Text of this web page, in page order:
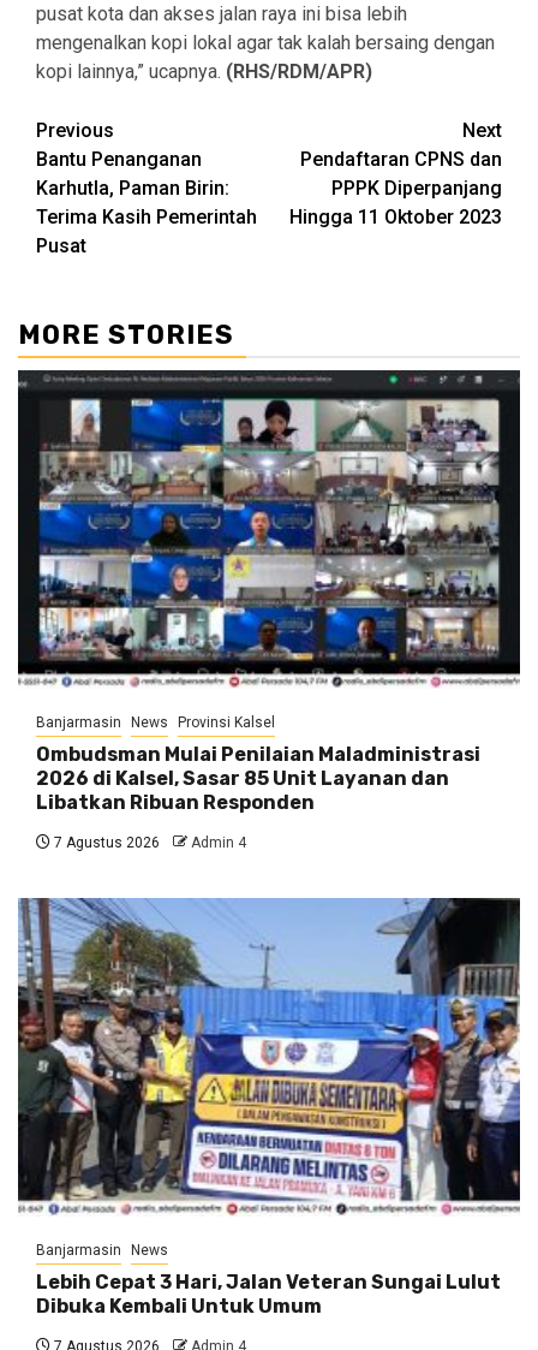
pusat kota dan akses jalan raya ini bisa lebih
mengenalkan kopi lokal agar tak kalah bersaing dengan
kopi lainnya,” ucapnya. (RHS/RDM/APR)
Continue
Reading
Previous
Bantu Penanganan
Karhutla, Paman Birin:
Terima Kasih Pemerintah
Pusat
Next
Pendaftaran CPNS dan
PPPK Diperpanjang
Hingga 11 Oktober 2023
MORE STORIES
Banjarmasin News Provinsi Kalsel
Ombudsman Mulai Penilaian Maladministrasi
2026 di Kalsel, Sasar 85 Unit Layanan dan
Libatkan Ribuan Responden
7 Agustus 2026 Admin 4
Banjarmasin News
Lebih Cepat 3 Hari, Jalan Veteran Sungai Lulut
Dibuka Kembali Untuk Umum
7 Agustus 2026 Admin 4